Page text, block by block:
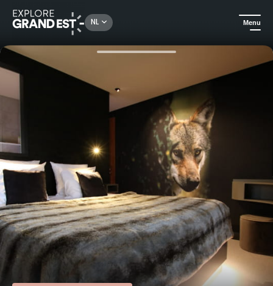
NL Menu
Kijk je ogen uit in de Grand Est Chambre Loup met bubbelbad - Hôtel Les Loges du Parc